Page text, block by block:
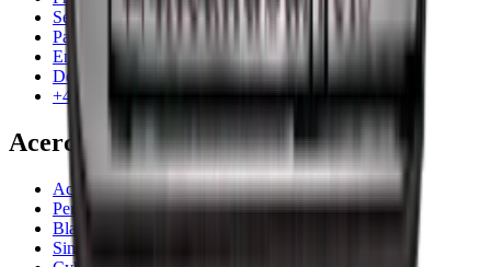
Servicio
Pago
Entrega
Devolución
+44 3308 081634
Acerca de la empresa
Acerca de Wineandbarrels
Personas de contacto
Black Friday
Singles Day